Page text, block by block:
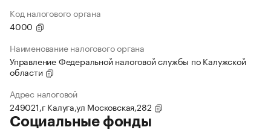
Код налогового органа
4000
Наименование налогового органа
Управление Федеральной налоговой службы по Калужской
области
Адрес налоговой
249021,г Калуга,ул Московская,282
Социальные фонды